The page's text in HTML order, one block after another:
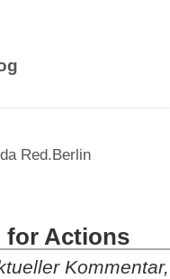
Red.Berlin
for Actions